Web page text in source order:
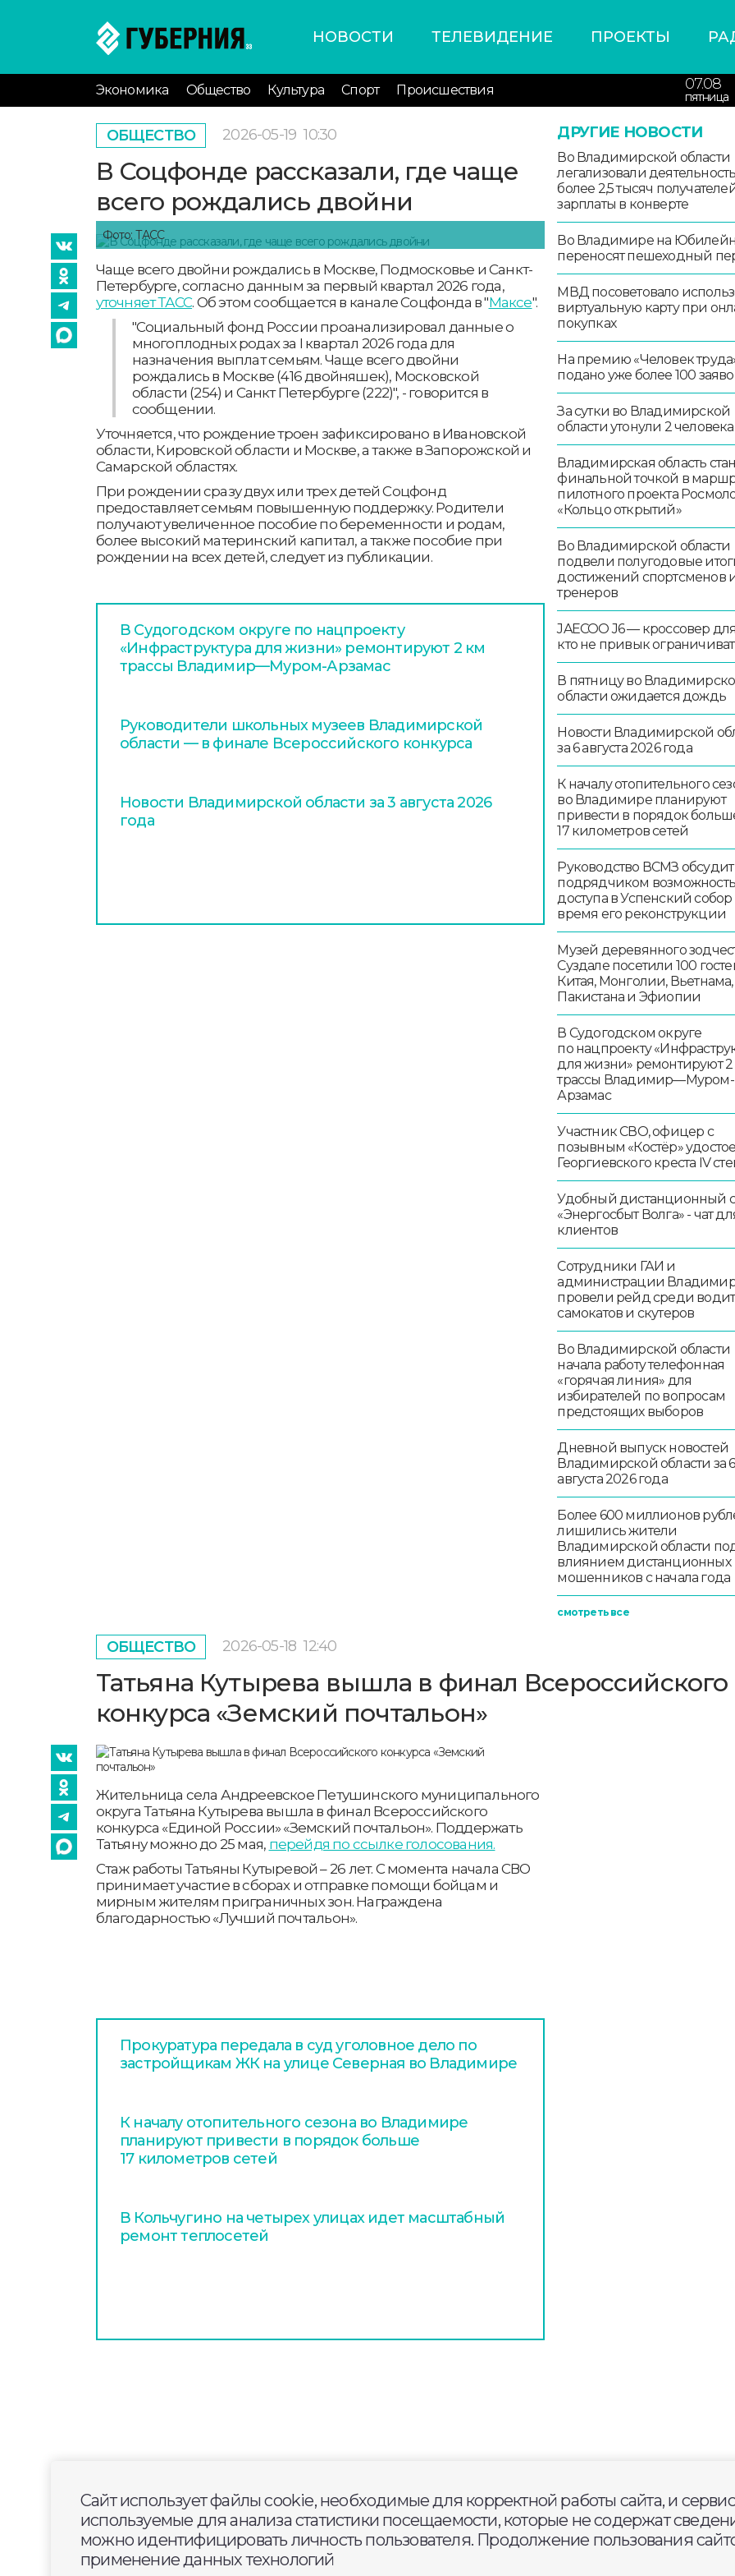
НОВОСТИ ТЕЛЕВИДЕНИЕ ПРОЕКТЫ
Экономика Общество Культура Спорт Происшествия 07.08
пятница
ОБЩЕСТВО 2026-05-19 10:30
В Соцфонде рассказали, где чаще
всего рождались двойни
Фото: ТАСС
Чаще всего двойни рождались в Москве, Подмосковье и Санкт-
Петербурге, согласно данным за первый квартал 2026 года,
уточняет ТАСС. Об этом сообщается в канале Соцфонда в "Максе".
"Социальный фонд России проанализировал данные о
многоплодных родах за I квартал 2026 года для
назначения выплат семьям. Чаще всего двойни
рождались в Москве (416 двойняшек), Московской
области (254) и Санкт Петербурге (222)", - говорится в
сообщении.
Уточняется, что рождение троен зафиксировано в Ивановской
области, Кировской области и Москве, а также в Запорожской и
Самарской областях.
При рождении сразу двух или трех детей Соцфонд
предоставляет семьям повышенную поддержку. Родители
получают увеличенное пособие по беременности и родам,
более высокий материнский капитал, а также пособие при
рождении на всех детей, следует из публикации.
В Судогодском округе по нацпроекту
«Инфраструктура для жизни» ремонтируют 2 км
трассы Владимир—Муром-Арзамас
Руководители школьных музеев Владимирской
области — в финале Всероссийского конкурса
Новости Владимирской области за 3 августа 2026
года
ДРУГИЕ НОВОСТИ
Во Владимирской области
легализовали
более 2,5 тысяч
зарплаты в конверте
Во Владимире на
переносят пешеходный
МВД посоветовало
виртуальную карту при
покупках
На премию «Человек
подано уже более 100
За сутки во Владимирской
области утонули 2 человека
Владимирская область
финальной точкой в
пилотного проекта
«Кольцо открытий»
Во Владимирской области
подвели полугодовые
достижений спортсменов
тренеров
JAECOO J6 — кроссовер для
кто не привык
В пятницу во
области ожидается дождь
Новости Владимирской
за 6 августа 2026 года
К началу отопительного
во Владимире планируют
привести в порядок
17 километров сетей
Руководство ВСМЗ обсудит
подрядчиком
доступа в Успенский собор
время его реконструкции
Музей деревянного
Суздале посетили 100
Китая, Монголии, Вьетнама,
Пакистана и Эфиопии
В Судогодском округе
по нацпроекту
для жизни» ремонтируют
трассы Владимир—Муром-
Арзамас
Участник СВО, офицер с
позывным «Костёр»
Георгиевского креста IV
Удобный дистанционный
«Энергосбыт Волга» - чат
клиентов
Сотрудники ГАИ и
администрации
провели рейд среди
самокатов и скутеров
Во Владимирской области
начала работу телефонная
«горячая линия» для
избирателей по вопросам
предстоящих выборов
Дневной выпуск новостей
Владимирской области за 6
августа 2026 года
Более 600 миллионов
лишились жители
Владимирской области
влиянием дистанционных
мошенников с начала года
смотреть все
ОБЩЕСТВО 2026-05-18 12:40
Татьяна Кутырева вышла в финал Всероссийского
конкурса «Земский почтальон»
Жительница села Андреевское Петушинского муниципального
округа Татьяна Кутырева вышла в финал Всероссийского
конкурса «Единой России» «Земский почтальон». Поддержать
Татьяну можно до 25 мая, перейдя по ссылке голосования.
Стаж работы Татьяны Кутыревой – 26 лет. С момента начала СВО
принимает участие в сборах и отправке помощи бойцам и
мирным жителям приграничных зон. Награждена
благодарностью «Лучший почтальон».
Прокуратура передала в суд уголовное дело по
застройщикам ЖК на улице Северная во Владимире
К началу отопительного сезона во Владимире
планируют привести в порядок больше
17 километров сетей
В Кольчугино на четырех улицах идет масштабный
ремонт теплосетей
В Ковровском округе открылась обновлённая
библиотека
Сайт использует файлы cookie, необходимые для корректной работы сайта, и
используемые для анализа статистики посещаемости, которые не содержат
можно идентифицировать личность пользователя. Продолжение пользования
применение данных технологий